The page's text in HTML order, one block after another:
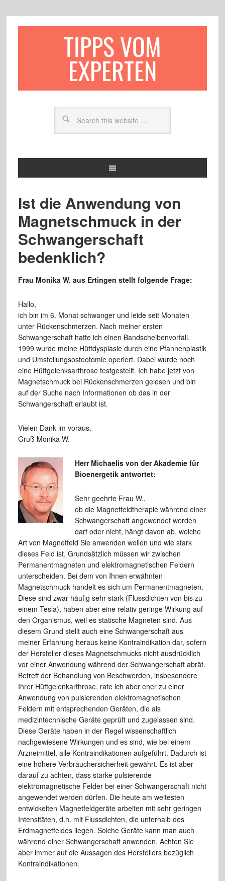
TIPPS VOM
EXPERTEN
Ist die Anwendung von
Magnetschmuck in der
Schwangerschaft
bedenklich?
Frau Monika W. aus Ertingen stellt folgende Frage:
Hallo,
ich bin im 6. Monat schwanger und leide seit Monaten
unter Rückenschmerzen. Nach meiner ersten
Schwangerschaft hatte ich einen Bandscheibenvorfall.
1999 wurde meine Hüftdysplasie durch eine Pfannenplastik
und Umstellungsosteotomie operiert. Dabei wurde noch
eine Hüftgelenksarthrose festgestellt. Ich habe jetzt von
Magnetschmuck bei Rückenschmerzen gelesen und bin
auf der Suche nach Informationen ob das in der
Schwangerschaft erlaubt ist.
Vielen Dank im voraus.
Gruß Monika W.
Herr Michaelis von der Akademie für
Bioenergetik antwortet:
Sehr geehrte Frau W.,
ob die Magnetfeldtherapie während einer
Schwangerschaft angewendet werden
darf oder nicht, hängt davon ab, welche
Art von Magnetfeld Sie anwenden wollen und wie stark
dieses Feld ist. Grundsätzlich müssen wir zwischen
Permanentmagneten und elektromagnetischen Feldern
unterscheiden. Bei dem von Ihnen erwähnten
Magnetschmuck handelt es sich um Permanentmagneten.
Diese sind zwar häufig sehr stark (Flussdichten von bis zu
einem Tesla), haben aber eine relativ geringe Wirkung auf
den Organismus, weil es statische Magneten sind. Aus
diesem Grund stellt auch eine Schwangerschaft aus
meiner Erfahrung heraus keine Kontraindikation dar, sofern
der Hersteller dieses Magnetschmucks nicht ausdrücklich
vor einer Anwendung während der Schwangerschaft abrät.
Betreff der Behandlung von Beschwerden, insbesondere
Ihrer Hüftgelenkarthrose, rate ich aber eher zu einer
Anwendung von pulsierenden elektromagnetischen
Feldern mit entsprechenden Geräten, die als
medizintechnische Geräte geprüft und zugelassen sind.
Diese Geräte haben in der Regel wissenschaftlich
nachgewiesene Wirkungen und es sind, wie bei einem
Arzneimittel, alle Kontraindikationen aufgeführt. Dadurch ist
eine höhere Verbrauchersicherheit gewährt. Es ist aber
darauf zu achten, dass starke pulsierende
elektromagnetische Felder bei einer Schwangerschaft nicht
angewendet werden dürfen. Die heute am weitesten
entwickelten Magnetfeldgeräte arbeiten mit sehr geringen
Intensitäten, d.h. mit Flussdichten, die unterhalb des
Erdmagnetfeldes liegen. Solche Geräte kann man auch
während einer Schwangerschaft anwenden. Achten Sie
aber immer auf die Aussagen des Herstellers bezüglich
Kontraindikationen.